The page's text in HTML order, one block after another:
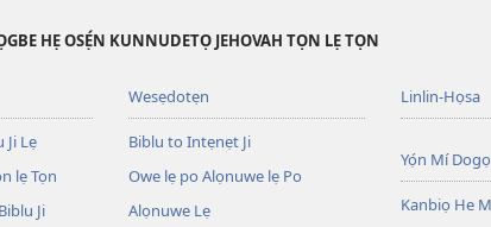
HẸ OSẸ́N KUNNUDETỌ JEHOVAH TỌN LẸ TỌN
Ji Lẹ
lẹ Tọn
Ji
Wesẹdotẹn
Biblu to Intẹnẹt Ji
Owe lẹ po Alọnuwe lẹ Po
Alọnuwe Lẹ
Linlin-Họsa
Yọ́n Mí Dogọ
Kanbiọ He